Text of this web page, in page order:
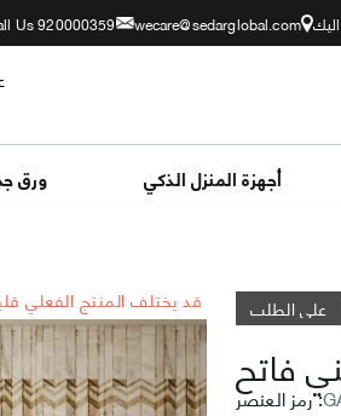
Us 920000359 wecare@sedarglobal.com
ورق أجهزة المنزل الذكي
*قد يختلف المنتج الفعلي على الطلب
فاتح
رمز العنصر: